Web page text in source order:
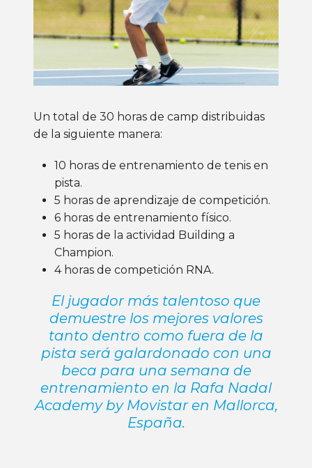
Un total de 30 horas de camp distribuidas
de la siguiente manera:
10 horas de entrenamiento de tenis en
pista.
5 horas de aprendizaje de competición.
6 horas de entrenamiento físico.
5 horas de la actividad Building a
Champion.
4 horas de competición RNA.
El jugador más talentoso que
demuestre los mejores valores
tanto dentro como fuera de la
pista será galardonado con una
beca para una semana de
entrenamiento en la Rafa Nadal
Academy by Movistar en Mallorca,
España.